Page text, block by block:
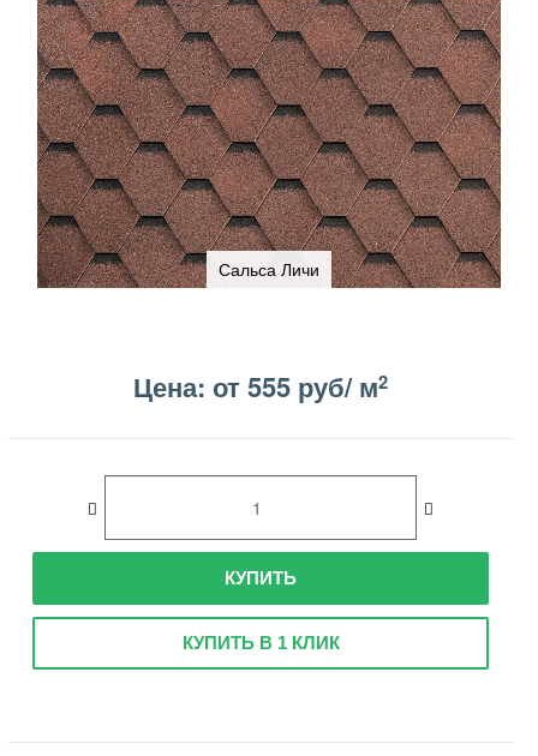
Сальса Личи
Цена: от 555 руб/ м2
КУПИТЬ
КУПИТЬ В 1 КЛИК